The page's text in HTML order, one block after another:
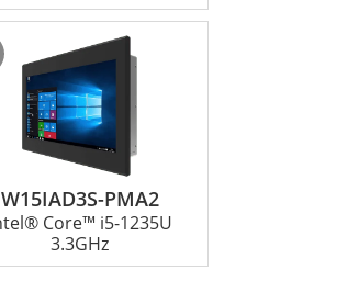
W15IAD3S-PMA2
Core™ i5-1235U
3.3GHz